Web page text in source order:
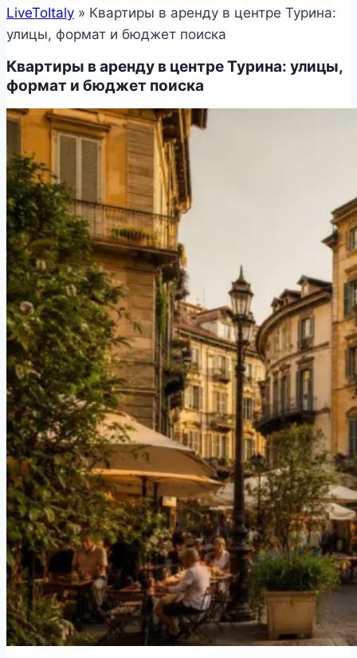
LiveToItaly » Квартиры в аренду в центре Турина:
улицы, формат и бюджет поиска
Квартиры в аренду в центре Турина: улицы,
формат и бюджет поиска